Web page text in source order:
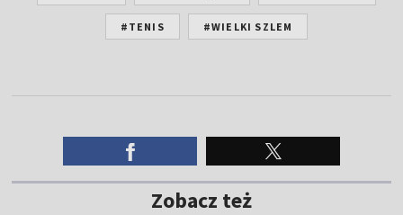
#TENIS #WIELKI SZLEM
Zobacz też